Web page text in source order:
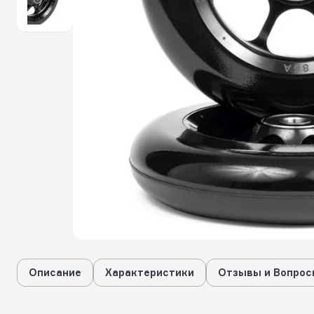
Описание Характеристики Отзывы и